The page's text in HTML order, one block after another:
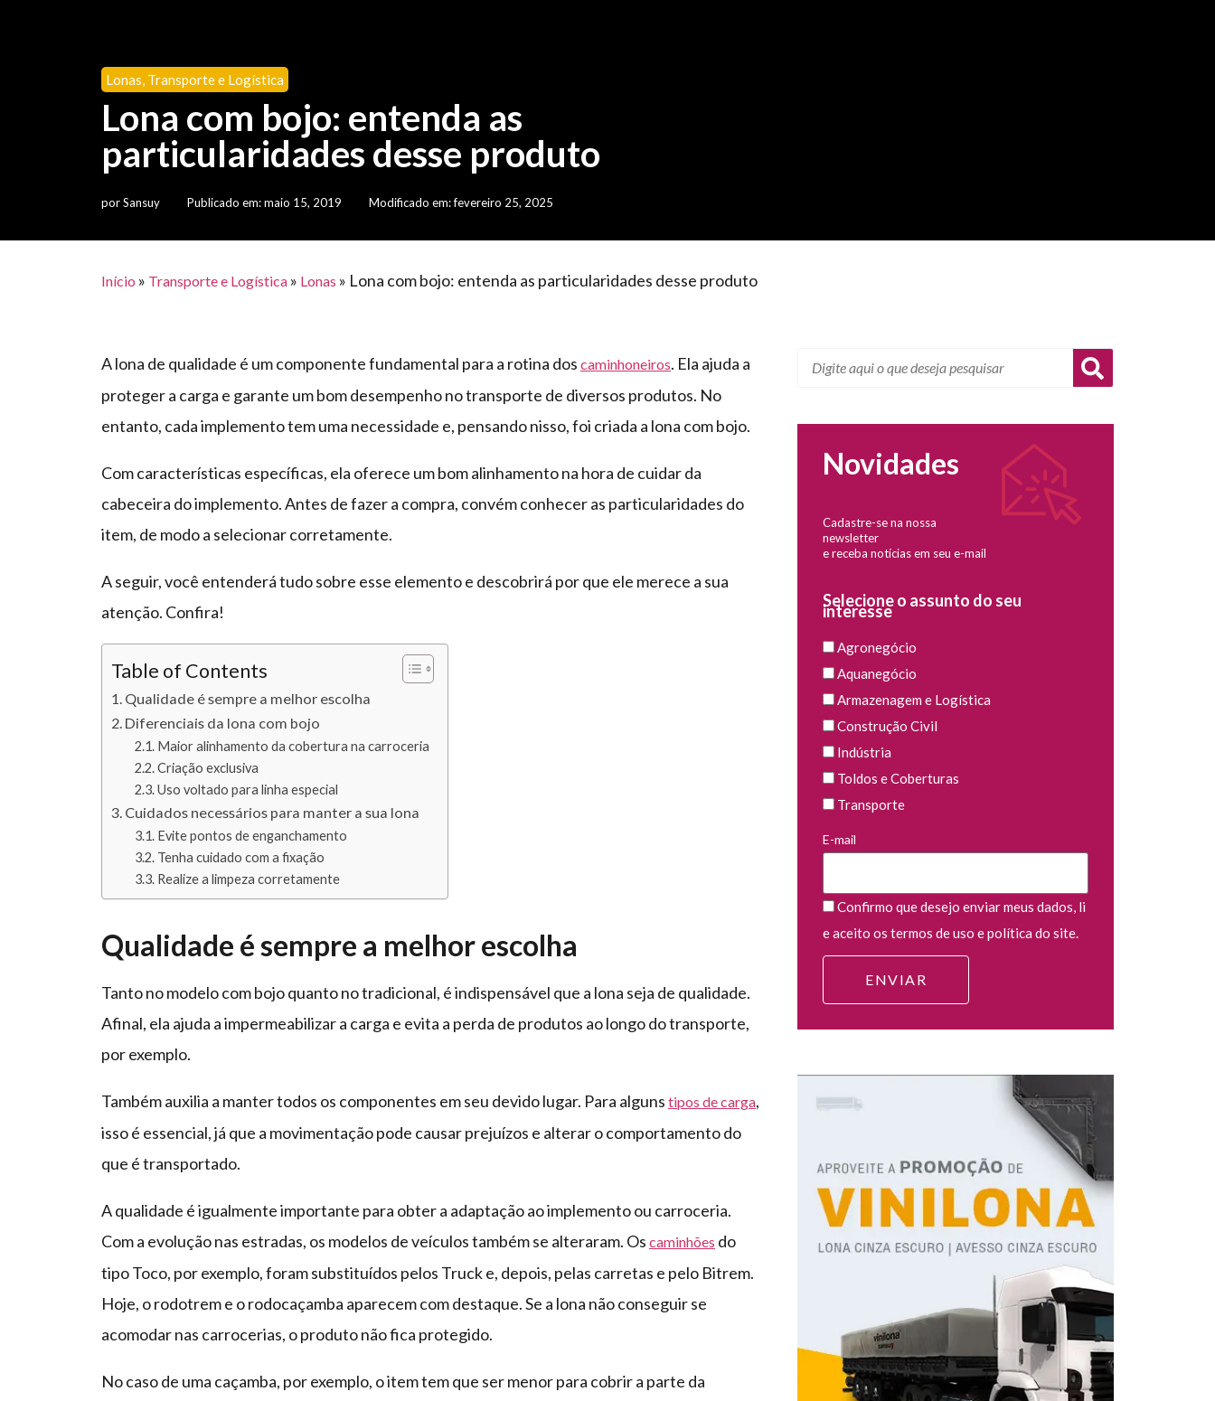
Lonas, Transporte e Logística
Lona com bojo: entenda as
particularidades desse produto
porSansuy Publicado em:maio 15, 2019 Modificado em: fevereiro 25, 2025
Início » Transporte e Logística » Lonas » Lona com bojo: entenda as particularidades desse produto
A lona de qualidade é um componente fundamental para a rotina dos caminhoneiros. Ela ajuda a
proteger a carga e garante um bom desempenho no transporte de diversos produtos. No
entanto, cada implemento tem uma necessidade e, pensando nisso, foi criada a lona com bojo.
Com características específicas, ela oferece um bom alinhamento na hora de cuidar da
cabeceira do implemento. Antes de fazer a compra, convém conhecer as particularidades do
item, de modo a selecionar corretamente.
A seguir, você entenderá tudo sobre esse elemento e descobrirá por que ele merece a sua
atenção. Confira!
Table of Contents
Qualidade é sempre a melhor escolha
Diferenciais da lona com bojo
Maior alinhamento da cobertura na carroceria
Criação exclusiva
Uso voltado para linha especial
Cuidados necessários para manter a sua lona
Evite pontos de enganchamento
Tenha cuidado com a fixação
Realize a limpeza corretamente
Qualidade é sempre a melhor escolha
Tanto no modelo com bojo quanto no tradicional, é indispensável que a lona seja de qualidade.
Afinal, ela ajuda a impermeabilizar a carga e evita a perda de produtos ao longo do transporte,
por exemplo.
Também auxilia a manter todos os componentes em seu devido lugar. Para alguns tipos de carga,
isso é essencial, já que a movimentação pode causar prejuízos e alterar o comportamento do
que é transportado.
A qualidade é igualmente importante para obter a adaptação ao implemento ou carroceria.
Com a evolução nas estradas, os modelos de veículos também se alteraram. Os caminhões do
tipo Toco, por exemplo, foram substituídos pelos Truck e, depois, pelas carretas e pelo Bitrem.
Hoje, o rodotrem e o rodocaçamba aparecem com destaque. Se a lona não conseguir se
acomodar nas carrocerias, o produto não fica protegido.
No caso de uma caçamba, por exemplo, o item tem que ser menor para cobrir a parte da
Novidades
Cadastre-se na nossa
newsletter
e receba notícias em seu e-mail
Selecione o assunto do seu
interesse
Agronegócio
Aquanegócio
Armazenagem e Logística
Construção Civil
Indústria
Toldos e Coberturas
Transporte
E-mail
Confirmo que desejo enviar meus dados, li
e aceito os termos de uso e política do site.